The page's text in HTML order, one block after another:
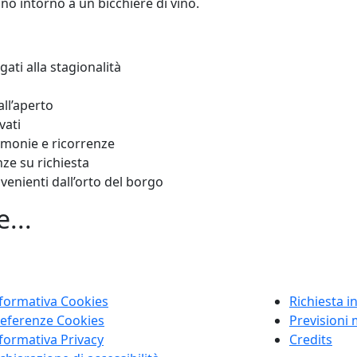
alla stagionalità
e ricorrenze
su richiesta
dall’orto del borgo
Cookies
Cookies
Privacy
Richiesta
Previsioni
Credits